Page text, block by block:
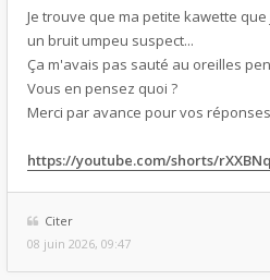
Je trouve que ma petite kawette
un bruit umpeu suspect...
Ça m'avais pas sauté au oreilles
Vous en pensez quoi ?
Merci par avance pour vos
https://youtube.com/shorts/
Citer
08 juin 2026, 09:47